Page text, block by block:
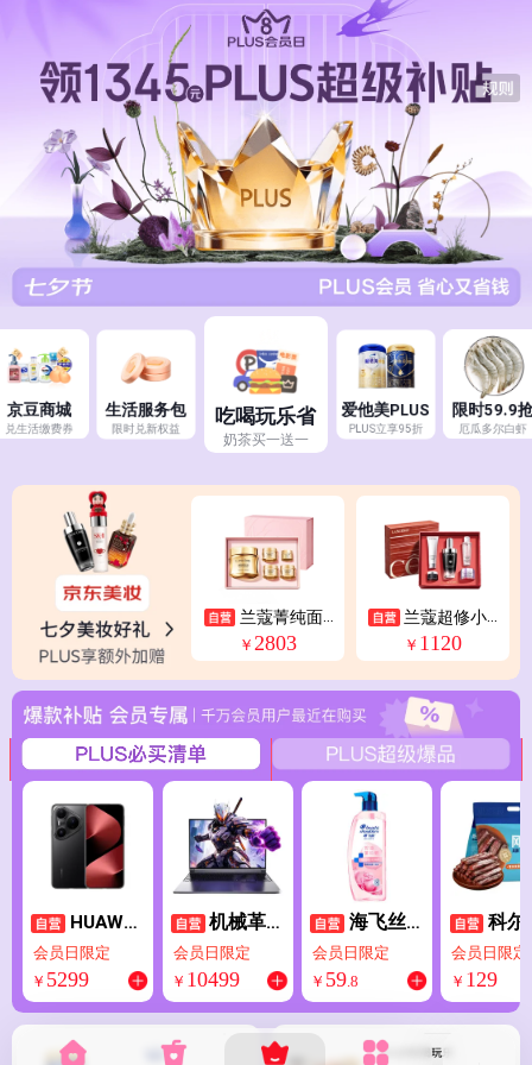
吃喝玩乐省
奶茶买一送一
爱他美PLUS
PLUS立享95折
限时59.9
厄瓜多尔白虾
京豆商城
兑生活缴费券
生活服务包
限时兑新权益
￥2803
兰蔻菁纯面
霜60ml轻盈版 护
肤品化妆品礼盒
生日七夕情人节
礼物
￥ 1120
兰蔻超修小
黑瓶精华50ml护
肤品化妆品套装
礼盒生日七夕情
人节礼物
会员日限定
￥ 5299
HUAWEI
Pura 80 Pro
+ 16GB+512
GB 釉黑一英
寸高动态主
会员日限定
￥ 10499
机械革
命极光X 202
6酷睿U7HX
国家补贴 16
英寸游戏本
笔记本电脑
会员日限定
￥ 59 .8
海飞丝
玫瑰去屑控
油蓬松水杨
酸洗发水670
g男女士京东
自营【刘宇
会员日限定
￥ 129
科尔
手撕风干
肉干原味
g量贩装
代餐高蛋